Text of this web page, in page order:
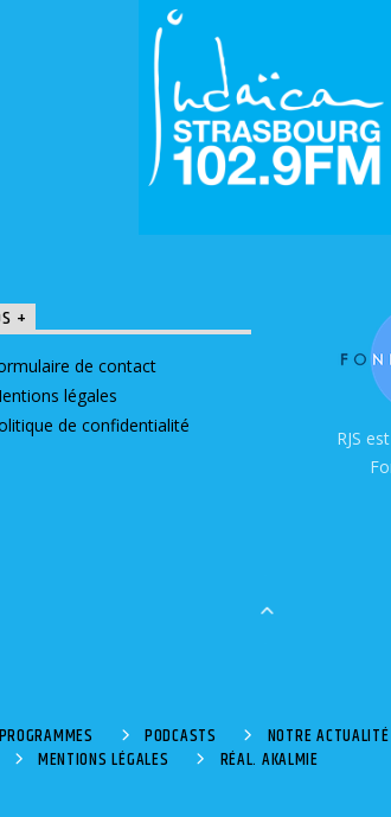
+
de contact
légales
de confidentialité
RJS
PODCASTS
NOTRE ACTUALITÉ
MENTIONS LÉGALES
RÉAL. AKALMIE